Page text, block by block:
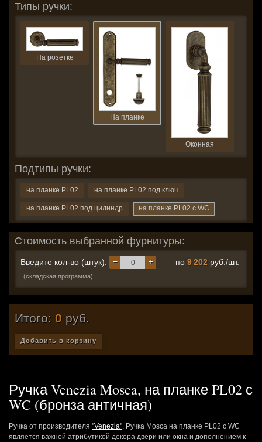
Типы ручки:
На розетке
На планке
Оконная
Подтипы ручки:
на планке PL02 на планке PL02 под ключ
на планке PL02 под цилиндр на планке PL02 с WC
Стоимость выбранной фурнитуры:
Введите кол-во (штук): +
− — по 9 202 руб./шт.
(складская программа)
Итого: 0 руб.
Добавить в корзину
Ручка Venezia Mosca, на планке PL02 с
WC (бронза античная)
Ручка от производителя "Venezia". Ручка Mosca на планке PL02 с WC
является важной атрибутикой декора двери или окна и дополнением к